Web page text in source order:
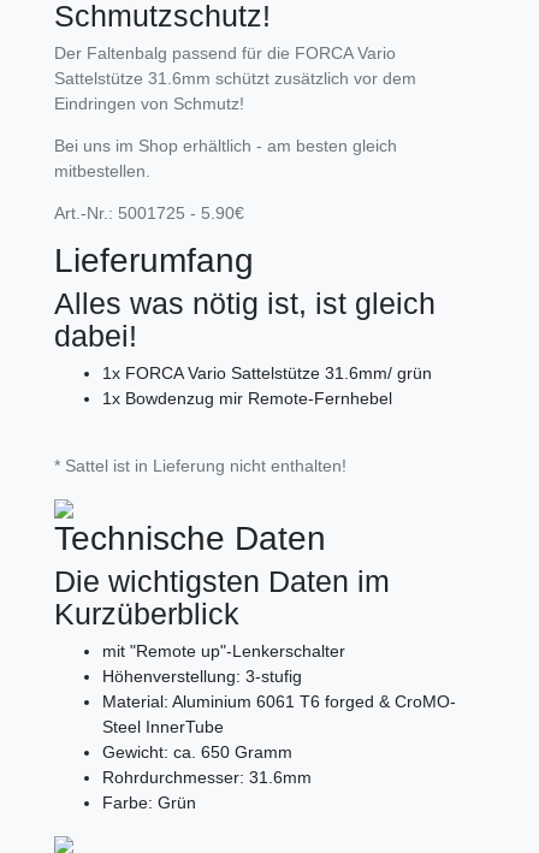
Schmutzschutz!
Der Faltenbalg passend für die FORCA Vario
Sattelstütze 31.6mm schützt zusätzlich vor dem
Eindringen von Schmutz!
Bei uns im Shop erhältlich - am besten gleich
mitbestellen.
Art.-Nr.: 5001725 - 5.90€
Lieferumfang
Alles was nötig ist, ist gleich
dabei!
1x FORCA Vario Sattelstütze 31.6mm/ grün
1x Bowdenzug mir Remote-Fernhebel
* Sattel ist in Lieferung nicht enthalten!
Technische Daten
Die wichtigsten Daten im
Kurzüberblick
mit "Remote up"-Lenkerschalter
Höhenverstellung: 3-stufig
Material: Aluminium 6061 T6 forged & CroMO-
Steel InnerTube
Gewicht: ca. 650 Gramm
Rohrdurchmesser: 31.6mm
Farbe: Grün